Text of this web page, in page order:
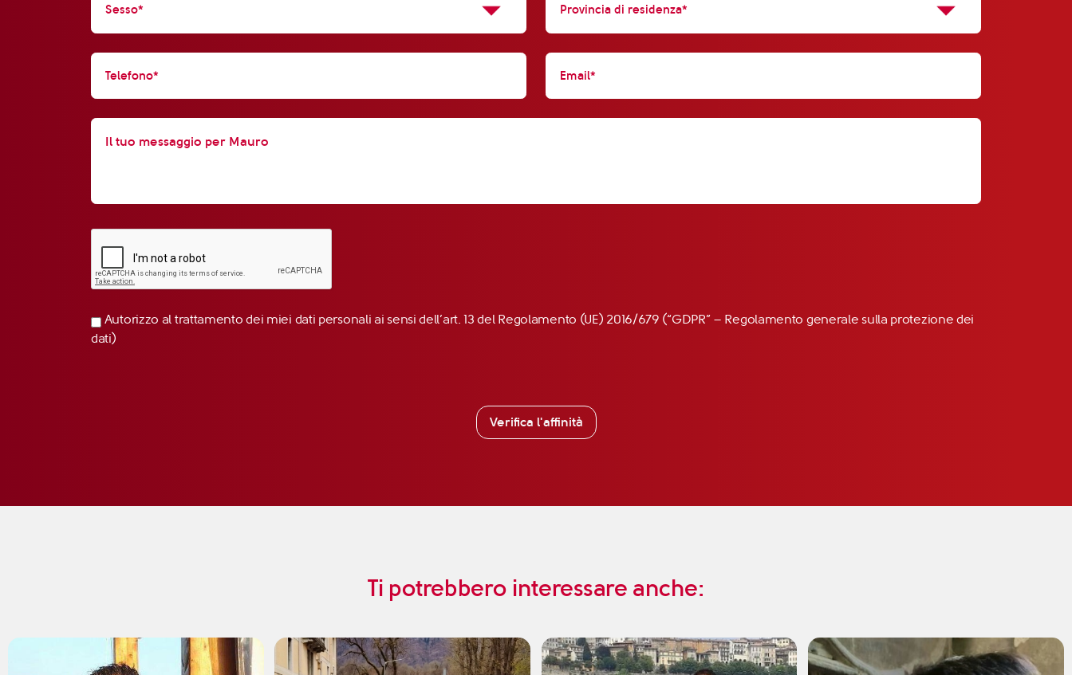
Autorizzo al trattamento dei miei dati personali ai sensi dell’art. 13 del Regolamento (UE) 2016/679 (“GDPR” – Regolamento generale sulla protezione dei
dati)
Verifica l'affinità
Ti potrebbero interessare anche: